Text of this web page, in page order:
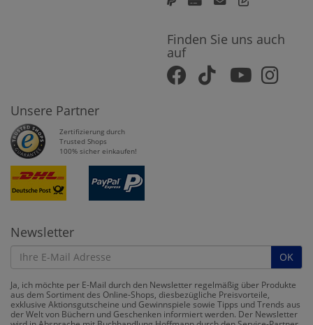
Finden Sie uns auch
auf
Unsere Partner
Zertifizierung durch
Trusted Shops
100% sicher einkaufen!
Newsletter
OK
Ja, ich möchte per E-Mail durch den Newsletter regelmäßig über Produkte
aus dem Sortiment des Online-Shops, diesbezügliche Preisvorteile,
exklusive Aktionsgutscheine und Gewinnspiele sowie Tipps und Trends aus
der Welt von Büchern und Geschenken informiert werden. Der Newsletter